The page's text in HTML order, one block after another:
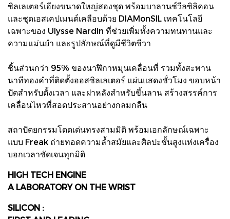
ซิลเลเตอร์เอียงขนาดใหญ่สองชุด พร้อมบาลานซ์วีลซิลิคอน
และชุดเอสเคปเมนต์เคลือบด้วย DIAMonSIL เทคโนโลยี
เฉพาะของ Ulysse Nardin ที่ช่วยเพิ่มทั้งความทนทานและ
ความแม่นยำ และรูปลักษณ์ที่ดูมีชีวิตชีวา
ชิ้นส่วนกว่า 95% ของนาฬิกาหมุนเคลื่อนที่ รวมทั้งสะพาน
นาทีทองคำที่ติดตั้งออสซิลเลเตอร์ แผ่นแสดงชั่วโมง ขอบหน้า
ปัดสำหรับตั้งเวลา และฝาหลังสำหรับขึ้นลาน สร้างสรรค์การ
เคลื่อนไหวที่สอดประสานอย่างกลมกลืน
สถาปัตยกรรมโดดเด่นทรงสามมิติ พร้อมเอกลักษณ์เฉพาะ
แบบ Freak ถ่ายทอดความล้ำสมัยและศิลปะชั้นสูงแห่งเครื่อง
บอกเวลาชัดเจนทุกมิติ
HIGH TECH ENGINE
A LABORATORY ON THE WRIST
SILICON :